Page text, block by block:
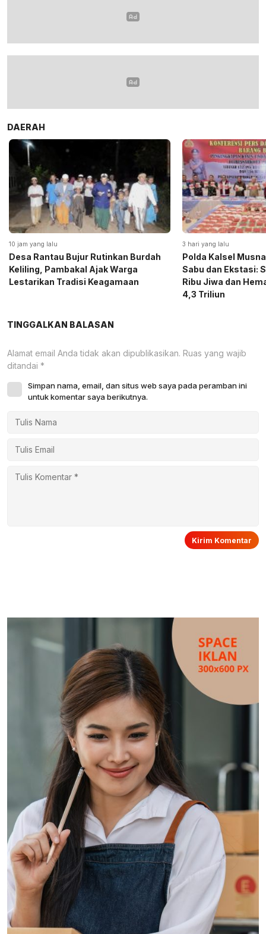
DAERAH
10 jam yang lalu
Desa Rantau Bujur Rutinkan Burdah
Keliling, Pambakal Ajak Warga
Lestarikan Tradisi Keagamaan
3 hari yang lalu
Polda Kalsel
Sabu dan Ekstasi:
Ribu Jiwa dan
4,3 Triliun
TINGGALKAN BALASAN
Alamat email Anda tidak akan dipublikasikan. Ruas yang wajib
ditandai *
Simpan nama, email, dan situs web saya pada peramban ini
untuk komentar saya berikutnya.